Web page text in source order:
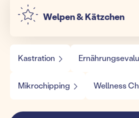
Welpen & Kätzchen
Kastration
Mikrochipping Wellness